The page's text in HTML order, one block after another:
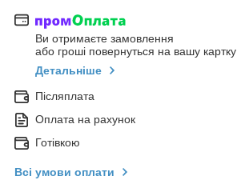
Ви отримаєте замовлення
або гроші повернуться на вашу картку
Детальніше
Післяплата
Оплата на рахунок
Готівкою
Всі умови оплати